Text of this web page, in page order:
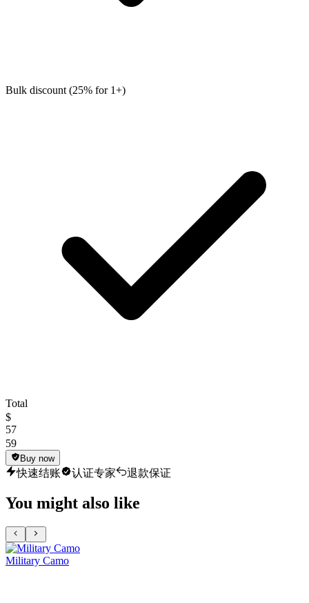
Bulk discount (25% for 1+)
Total
$
57
59
Buy now
快速结账 认证专家 退款保证
You might also like
Military Camo